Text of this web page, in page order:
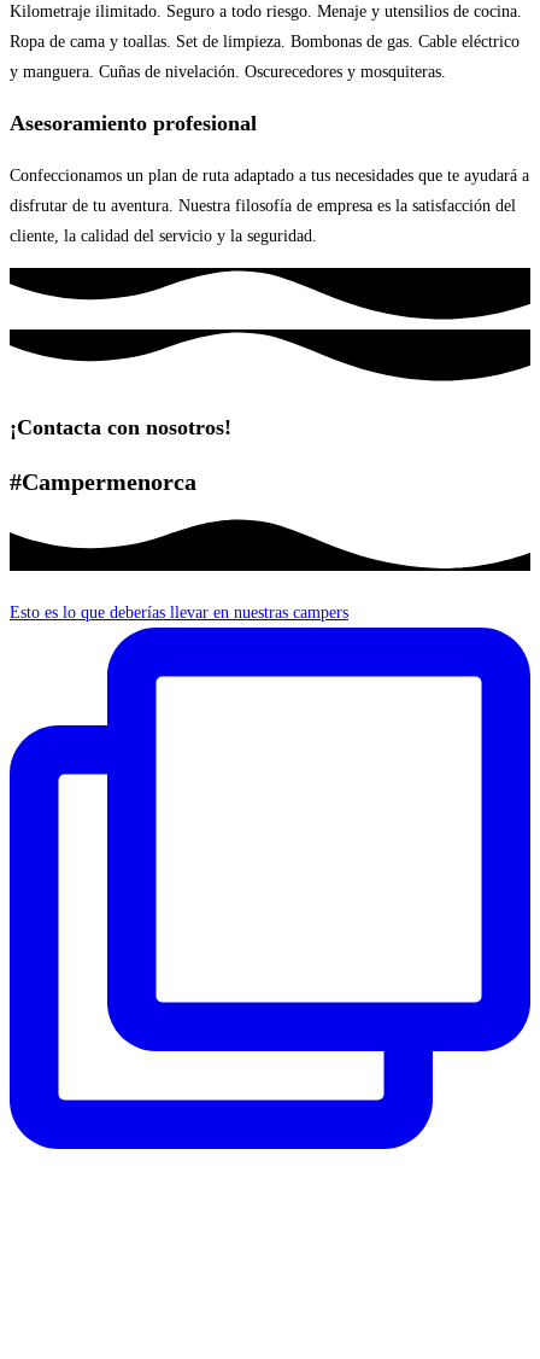
Kilometraje ilimitado. Seguro a todo riesgo. Menaje y utensilios de cocina.
Ropa de cama y toallas. Set de limpieza. Bombonas de gas. Cable eléctrico
y manguera. Cuñas de nivelación. Oscurecedores y mosquiteras.
Asesoramiento profesional
Confeccionamos un plan de ruta adaptado a tus necesidades que te ayudará a
disfrutar de tu aventura. Nuestra filosofía de empresa es la satisfacción del
cliente, la calidad del servicio y la seguridad.
¡Contacta con nosotros!
#Campermenorca
Esto es lo que deberías llevar en nuestras campers